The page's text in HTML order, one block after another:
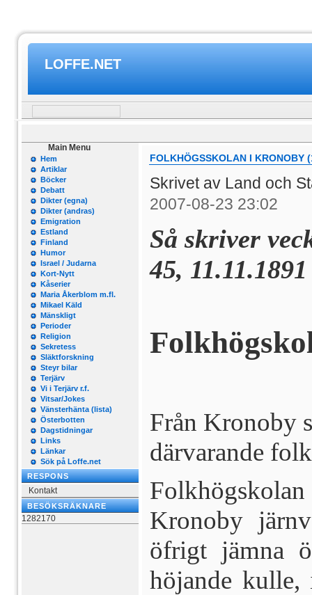
LOFFE.NET
Main Menu
Hem
Artiklar
Böcker
Debatt
Dikter (egna)
Dikter (andras)
Emigration
Estland
Finland
Humor
Israel / Judarna
Kort-Nytt
Kåserier
Maria Åkerblom m.fl.
Mikael Käld
Mänskligt
Perioder
Religion
Sekretess
Släktforskning
Steyr bilar
Terjärv
Vi i Terjärv r.f.
Vitsar/Jokes
Vänsterhänta (lista)
Österbotten
Dagstidningar
Links
Länkar
Sök på Loffe.net
RESPONS
Kontakt
BESÖKSRÄKNARE
1282170
FOLKHÖGSSKOLAN I KRONOBY
Skrivet av Land och
2007-08-23 23:02
Så skriver
45, 11.11.1891
Från Kronoby
därvarande
Kronoby
öfrigt jämna
höjande kulle,